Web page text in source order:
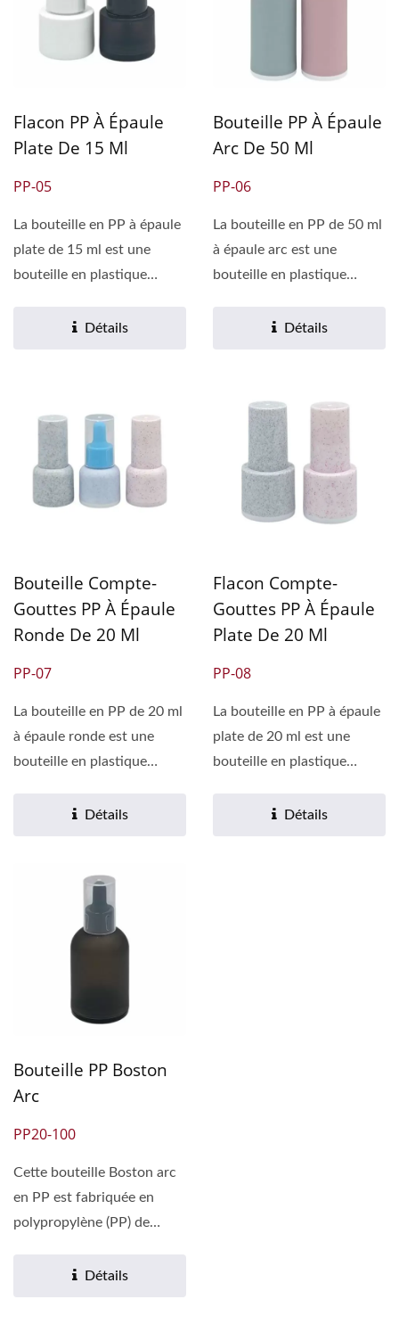
Flacon PP À Épaule
Plate De 15 Ml
PP-05
La bouteille en PP à épaule
plate de 15 ml est une
bouteille en plastique
Détails
Bouteille PP À Épaule
Arc De 50 Ml
PP-06
La bouteille en PP de 50 ml
à épaule arc est une
bouteille en plastique
Détails
Bouteille Compte-
Gouttes PP À Épaule
Ronde De 20 Ml
PP-07
La bouteille en PP de 20 ml
à épaule ronde est une
bouteille en plastique
Détails
Flacon Compte-
Gouttes PP À Épaule
Plate De 20 Ml
PP-08
La bouteille en PP à épaule
plate de 20 ml est une
bouteille en plastique
Détails
Bouteille PP Boston
Arc
PP20-100
Cette bouteille Boston arc
en PP est fabriquée en
polypropylène (PP) de
Détails